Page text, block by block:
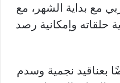
مع بداية الشهر، مع
وإمكانية رصد
بعناقيد نجمية وسدم